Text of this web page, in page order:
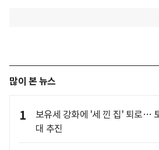
많이 본 뉴스
1
보유세 강화에 '세 낀 집' 퇴로…
대 추진